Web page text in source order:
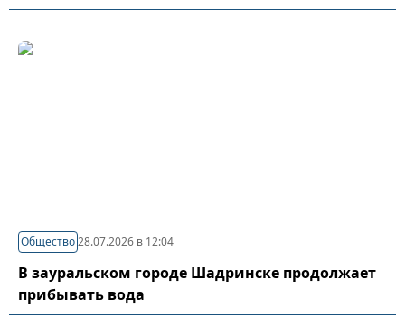
Общество28.07.2026 в 12:04
В зауральском городе Шадринске продолжает
прибывать вода